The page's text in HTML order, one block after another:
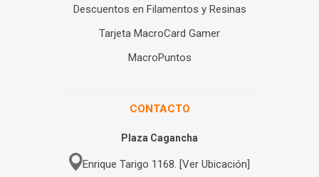
Descuentos en Filamentos y Resinas
Tarjeta MacroCard Gamer
MacroPuntos
CONTACTO
Plaza Cagancha
Enrique Tarigo 1168. [Ver Ubicación]